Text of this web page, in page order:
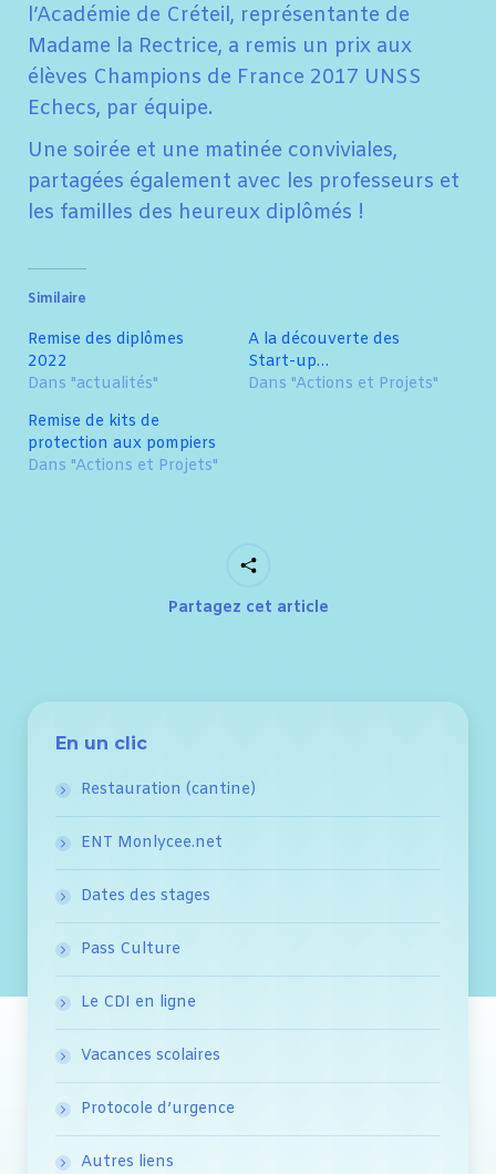
l’Académie de Créteil, représentante de
Madame la Rectrice, a remis un prix aux
élèves Champions de France 2017 UNSS
Echecs, par équipe.
Une soirée et une matinée conviviales,
partagées également avec les professeurs et
les familles des heureux diplômés !
Similaire
Remise des diplômes
2022
Dans "actualités"
A la découverte des
Start-up…
Dans "Actions et Projets"
Remise de kits de
protection aux pompiers
Dans "Actions et Projets"
Partagez cet article
En un clic
Restauration (cantine)
ENT Monlycee.net
Dates des stages
Pass Culture
Le CDI en ligne
Vacances scolaires
Protocole d’urgence
Autres liens